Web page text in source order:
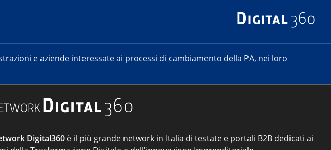
e aziende interessate ai processi di cambiamento della PA, nei loro
Digital360 è il più grande network in Italia di testate e portali B2B dedicati ai